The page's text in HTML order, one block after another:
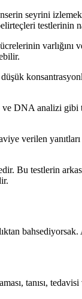
seyrini
testlerinin
DNA analizi gibi
verilen
Bu testlerin
bahsediyorsak.
tanısı,